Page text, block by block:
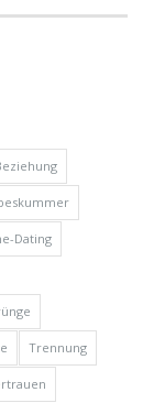
Dating
Trennung